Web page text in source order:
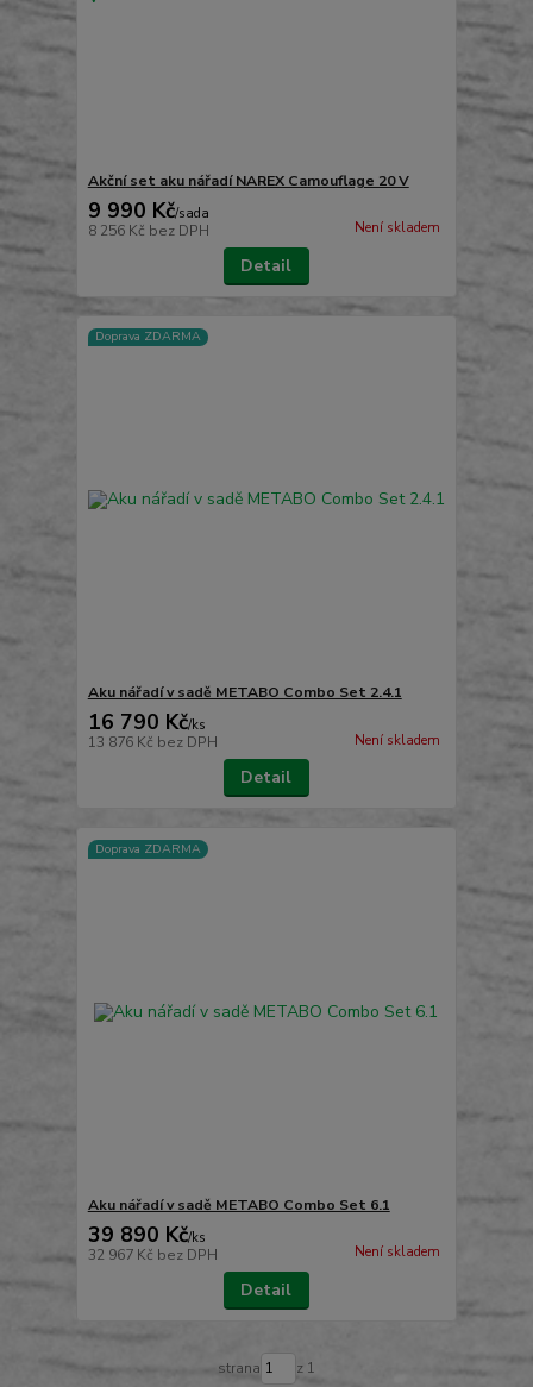
Akční set aku nářadí NAREX Camouflage 20 V
9 990 Kč/sada
8 256 Kč bez DPH Není skladem
Detail
Doprava ZDARMA
Aku nářadí v sadě METABO Combo Set 2.4.1
16 790 Kč/ks
13 876 Kč bez DPH Není skladem
Detail
Doprava ZDARMA
Aku nářadí v sadě METABO Combo Set 6.1
39 890 Kč/ks
32 967 Kč bez DPH Není skladem
Detail
strana z 1